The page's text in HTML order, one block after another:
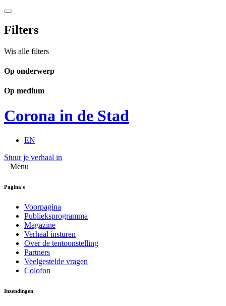
Filters
Wis alle filters
Op onderwerp
Op medium
Corona in de Stad
EN
Stuur je verhaal in
Menu
Pagina's
Voorpagina
Publieksprogramma
Magazine
Verhaal insturen
Over de tentoonstelling
Partners
Veelgestelde vragen
Colofon
Inzendingen